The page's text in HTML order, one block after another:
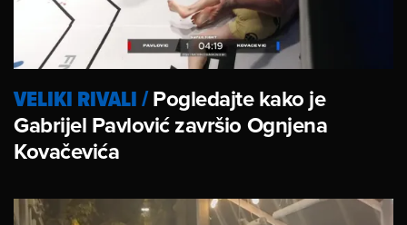
VELIKI RIVALI/Pogledajte kako je
Gabrijel Pavlović završio Ognjena
Kovačevića